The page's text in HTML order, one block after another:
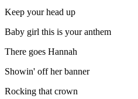
Keep your head up
Baby girl this is your anthem
There goes Hannah
Showin' off her banner
Rocking that crown